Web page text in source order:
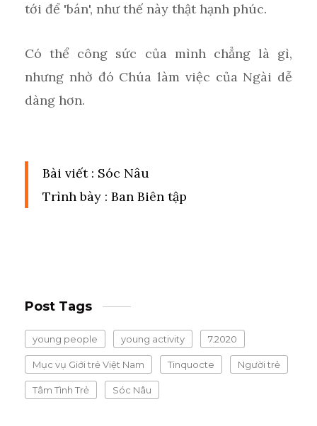
tới để 'bán', như thế này thật hạnh phúc.
Có thể công sức của mình chẳng là gì,
nhưng nhờ đó Chúa làm việc của Ngài dễ
dàng hơn.
Bài viết : Sóc Nâu
Trình bày : Ban Biên tập
Post Tags
young people young activity 7.2020
Mục vụ Giới trẻ Việt Nam Tinquocte Người trẻ
Tâm Tình Trẻ Sóc Nâu